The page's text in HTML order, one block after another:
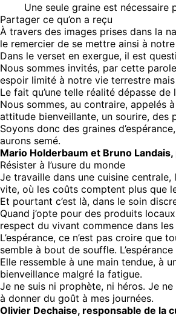
Une seule graine est nécessaire
Partager ce qu’on a reçu
À travers des images prises dans la
le remercier de se mettre ainsi à
Dans le verset en exergue, il est
Nous sommes invités, par cette
espoir limité à notre vie terrestre mais
Le fait qu’une telle réalité dépasse
Nous sommes, au contraire, appelés
attitude bienveillante, un sourire, des
Soyons donc des graines
aurons semé.
Mario Holderbaum et Bruno
Résister à l’usure du monde
Je travaille dans une cuisine
vite, où les coûts comptent plus que
Et pourtant c’est là, dans le soin
Quand j’opte pour des produits
respect du vivant commence dans
L’espérance, ce n’est pas croire que
semble à bout de souffle.
Elle ressemble à une main tendue, à
bienveillance malgré la fatigue.
Je ne suis ni prophète, ni héros. Je
à donner du goût à mes journées.
Olivier Dechaise, responsable de la